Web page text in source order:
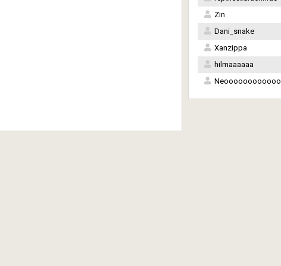
Zin
Dani_snake
Xanzippa
hilmaaaaaa
Neoooooooooooo